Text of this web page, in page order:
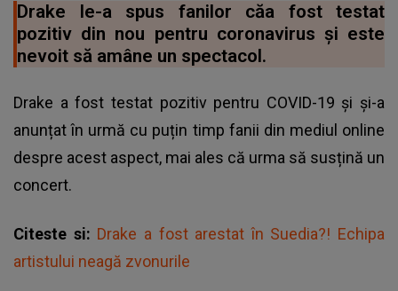
Drake le-a spus fanilor căa fost testat
pozitiv din nou pentru coronavirus și este
nevoit să amâne un spectacol.
Drake a fost testat pozitiv pentru COVID-19 și și-a
anunțat în urmă cu puțin timp fanii din mediul online
despre acest aspect, mai ales că urma să susțină un
concert.
Citeste si: Drake a fost arestat în Suedia?! Echipa
artistului neagă zvonurile